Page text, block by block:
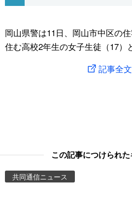
文化
動画/Live
Images
People
スポーツ・東京2020
岡山県警は11日、岡山市中区の
住む高校2年生の女子生徒（17）
記事全
この記事につけられ
共同通信ニュース